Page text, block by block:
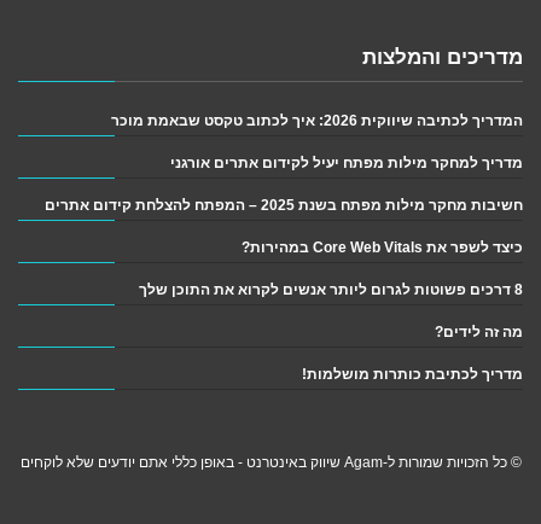
מדריכים והמלצות
המדריך לכתיבה שיווקית 2026: איך לכתוב טקסט שבאמת מוכר
מדריך למחקר מילות מפתח יעיל לקידום אתרים אורגני
חשיבות מחקר מילות מפתח בשנת 2025 – המפתח להצלחת קידום אתרים
כיצד לשפר את Core Web Vitals במהירות?
8 דרכים פשוטות לגרום ליותר אנשים לקרוא את התוכן שלך
מה זה לידים?
מדריך לכתיבת כותרות מושלמות!
© כל הזכויות שמורות ל-Agam שיווק באינטרנט - באופן כללי אתם יודעים שלא לוקחים